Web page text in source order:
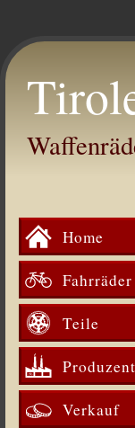
Home
Fahrräder
Teile
Verkauf